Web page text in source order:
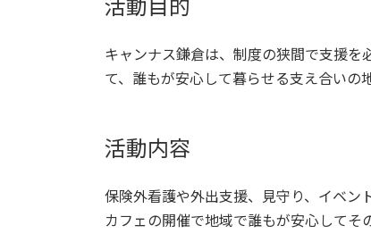
活動目的
キャンナス鎌倉は、制度の狭間で支援を
て、誰もが安心して暮らせる支え合いの
活動内容
保険外看護や外出支援、見守り、イベン
カフェの開催で地域で誰もが安心してそ